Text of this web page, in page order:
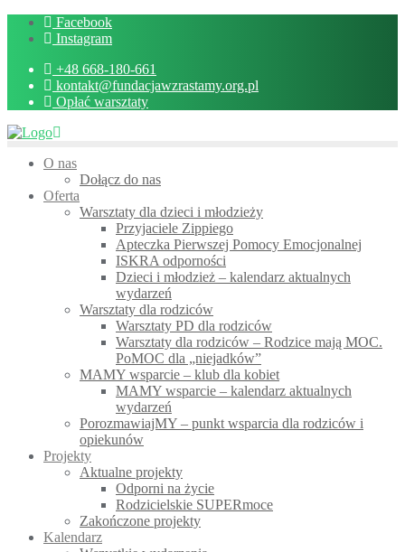
Skip
Facebook
Instagram
+48 668-180-661
kontakt@fundacjawzrastamy.org.pl
Opłać warsztaty
O nas
Dołącz do nas
Oferta
Warsztaty dla dzieci i młodzieży
Przyjaciele Zippiego
Apteczka Pierwszej Pomocy Emocjonalnej
ISKRA odporności
Dzieci i młodzież – kalendarz aktualnych
wydarzeń
Warsztaty dla rodziców
Warsztaty PD dla rodziców
Warsztaty dla rodziców – Rodzice mają MOC.
PoMOC dla „niejadków”
MAMY wsparcie – klub dla kobiet
MAMY wsparcie – kalendarz aktualnych
wydarzeń
PorozmawiajMY – punkt wsparcia dla rodziców i
opiekunów
Projekty
Aktualne projekty
Odporni na życie
Rodzicielskie SUPERmoce
Zakończone projekty
Kalendarz